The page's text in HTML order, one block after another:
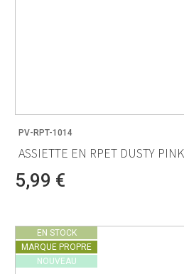
PV-RPT-1014
ASSIETTE EN RPET DUSTY
5,99 €
EN STOCK
MARQUE PROPRE
NOUVEAU